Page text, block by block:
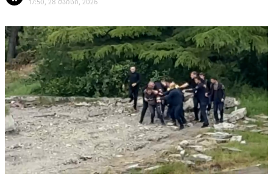
17:50, 28 მაისი, 2026